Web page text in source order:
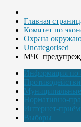
Главная
Комитет по
Охрана
Uncategorised
МЧС
Информация по
Муниципальные
Нормативно-
Интернет-
Выборы